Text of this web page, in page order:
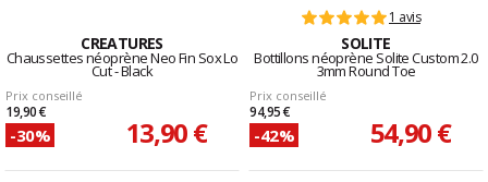
CREATURES
Chaussettes néoprène Neo Fin Sox Lo
Cut - Black
Prix conseillé
19,90 €
-30% 13,90 €
1 avis
SOLITE
Bottillons néoprène Solite Custom 2.0
3mm Round Toe
Prix conseillé
94,95 €
-42% 54,90 €